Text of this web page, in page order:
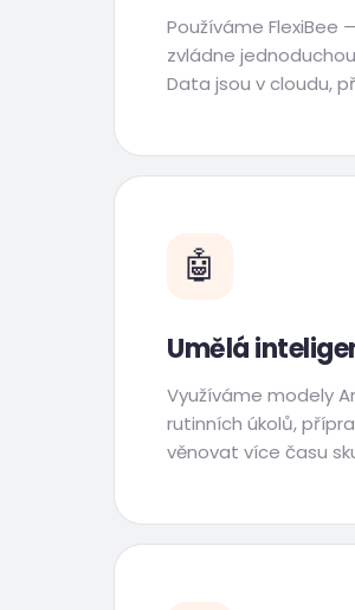
Používáme
zvládne
Data jsou v cloudu,
🤖
Umělá
Využíváme modely
rutinních úkolů,
věnovat více času